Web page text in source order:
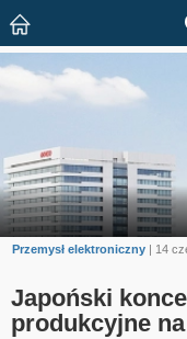
Przemysł elektroniczny | 14
Japoński
produkcyjne